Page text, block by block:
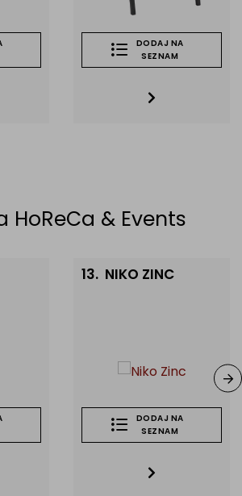
DODAJ NA
SEZNAM
HoReCa & Events
13. NIKO ZINC
DODAJ NA
SEZNAM